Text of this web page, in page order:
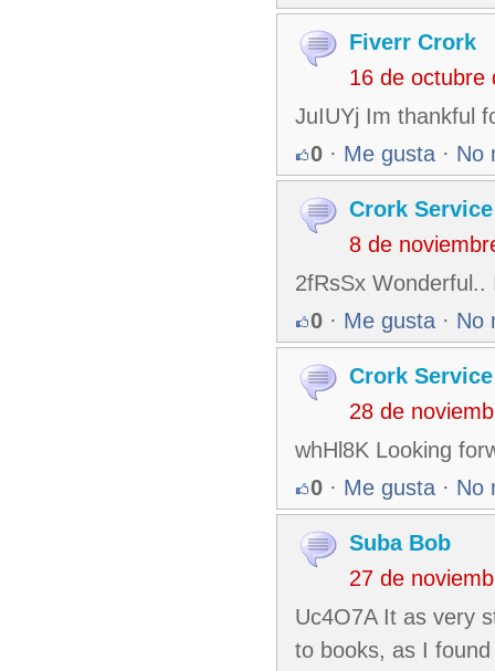
Fiverr Crork
16 de octubre
JuIUYj Im thankful
0 · Me gusta · No
Crork
8 de
2fRsSx
0 · Me gusta · No
Crork Service
28 de
whHl8K Looking
0 · Me gusta · No
Suba Bob
27 de
Uc4O7A It as very
to books, as I